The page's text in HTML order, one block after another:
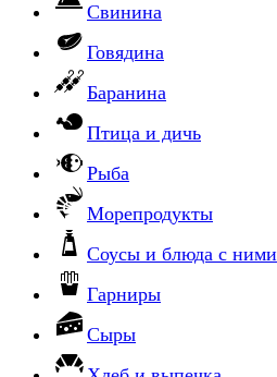
Свинина
Говядина
Баранина
Птица и дичь
Рыба
Морепродукты
Соусы и блюда с ними
Гарниры
Сыры